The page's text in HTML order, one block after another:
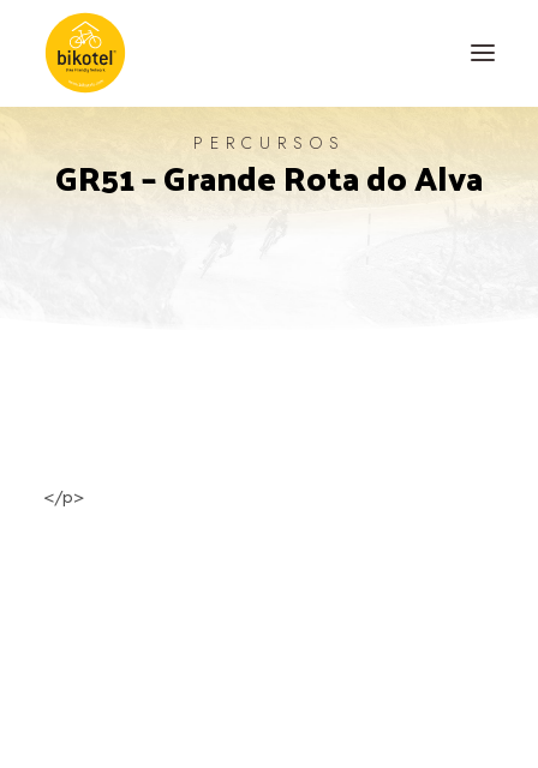
SOBRE NÓS
PERCURSOS
GR51 – Grande Rota do Alva
</p>